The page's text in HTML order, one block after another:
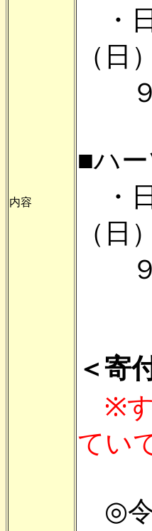
内容
・
（日）
９
■ハ
・
（日）
９
＜寄
※
てい
◎令